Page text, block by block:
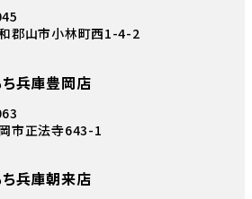
郡山市小林町西1-4-2
兵庫豊岡店
市正法寺643-1
兵庫朝来店